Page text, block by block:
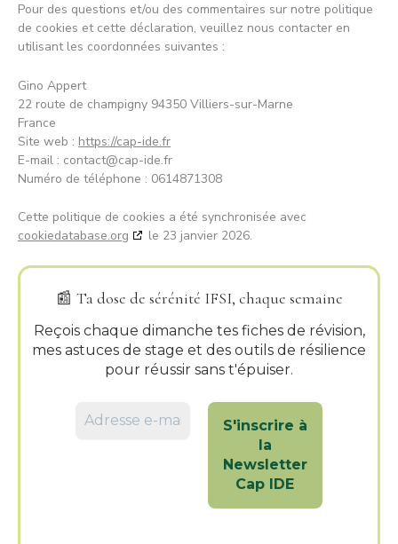
Pour des questions et/ou des commentaires sur notre politique
de cookies et cette déclaration, veuillez nous contacter en
utilisant les coordonnées suivantes :
Gino Appert
22 route de champigny 94350 Villiers-sur-Marne
France
Site web : https://cap-ide.fr
E-mail : contact@cap-ide.fr
Numéro de téléphone : 0614871308
Cette politique de cookies a été synchronisée avec
cookiedatabase.org
le 23 janvier 2026.
📰 Ta dose de sérénité IFSI, chaque semaine
Reçois chaque dimanche tes fiches de révision,
mes astuces de stage et des outils de résilience
pour réussir sans t'épuiser.